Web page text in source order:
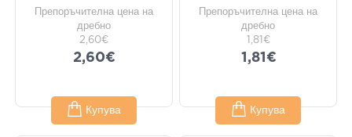
Препоръчителна цена на
дребно
2,60€
2,60€
Купува
Препоръчителна цена на
дребно
1,81€
1,81€
Купува